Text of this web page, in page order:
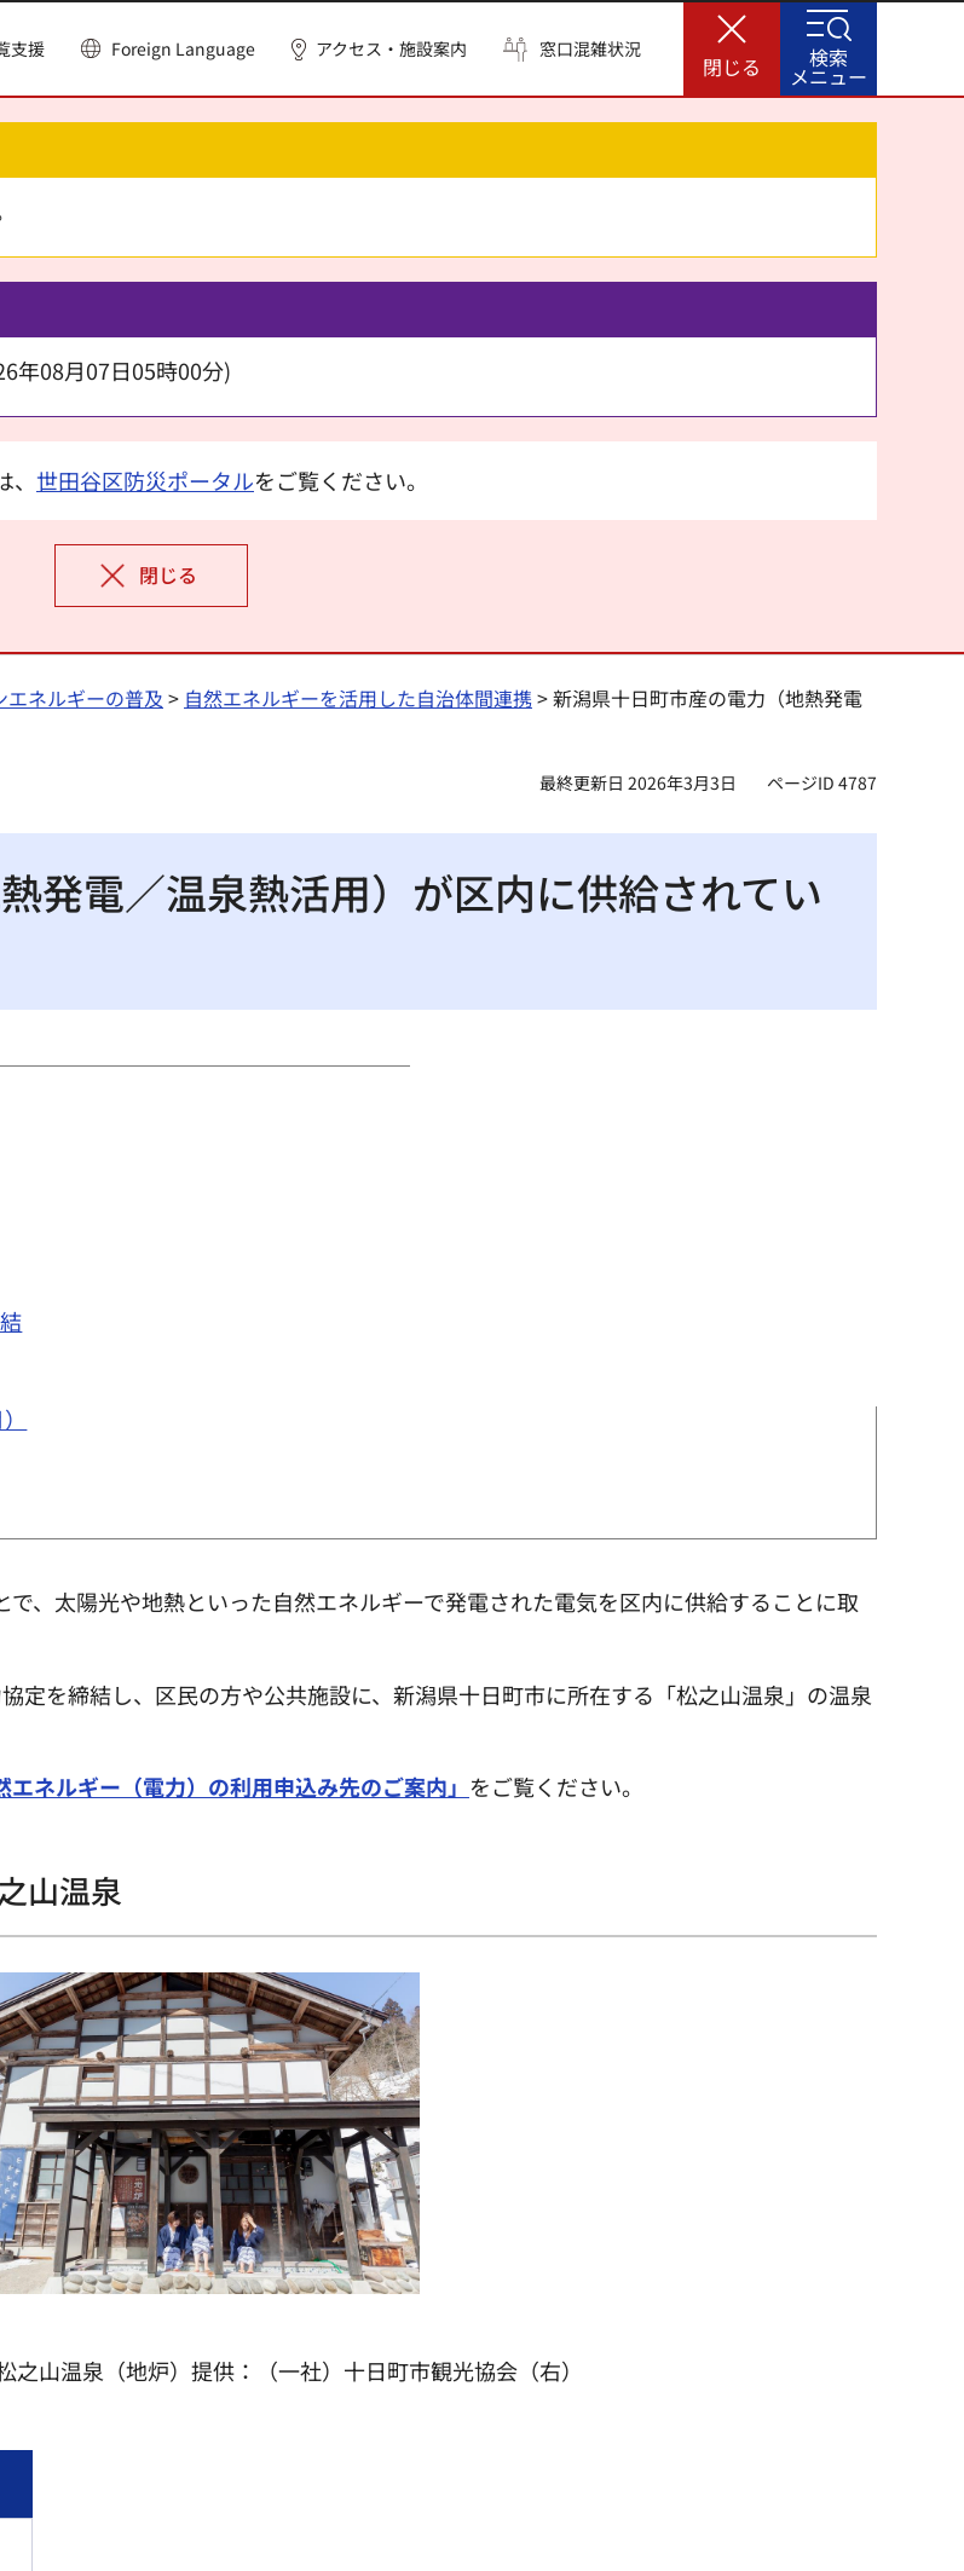
支援 Foreign Language アクセス・施設案内 窓口混雑状況
閉じる
年08月07日05時00分)
世田谷区防災ポータルをご覧ください。
閉じる
検索
メニュー
エネルギーの普及 > 自然エネルギーを活用した自治体間連携> 新潟県十日町市産の電力（地熱発電
最終更新日 2026年3月3日 ページID 4787
発電／温泉熱活用）が区内に供給されてい
、太陽光や地熱といった自然エネルギーで発電された電気を区内に供給することに取
定を締結し、区民の方や公共施設に、新潟県十日町市に所在する「松之山温泉」の温泉
ネルギー（電力）の利用申込み先のご案内」 をご覧ください。
山温泉
山温泉（地炉）提供：（一社）十日町市観光協会（右）